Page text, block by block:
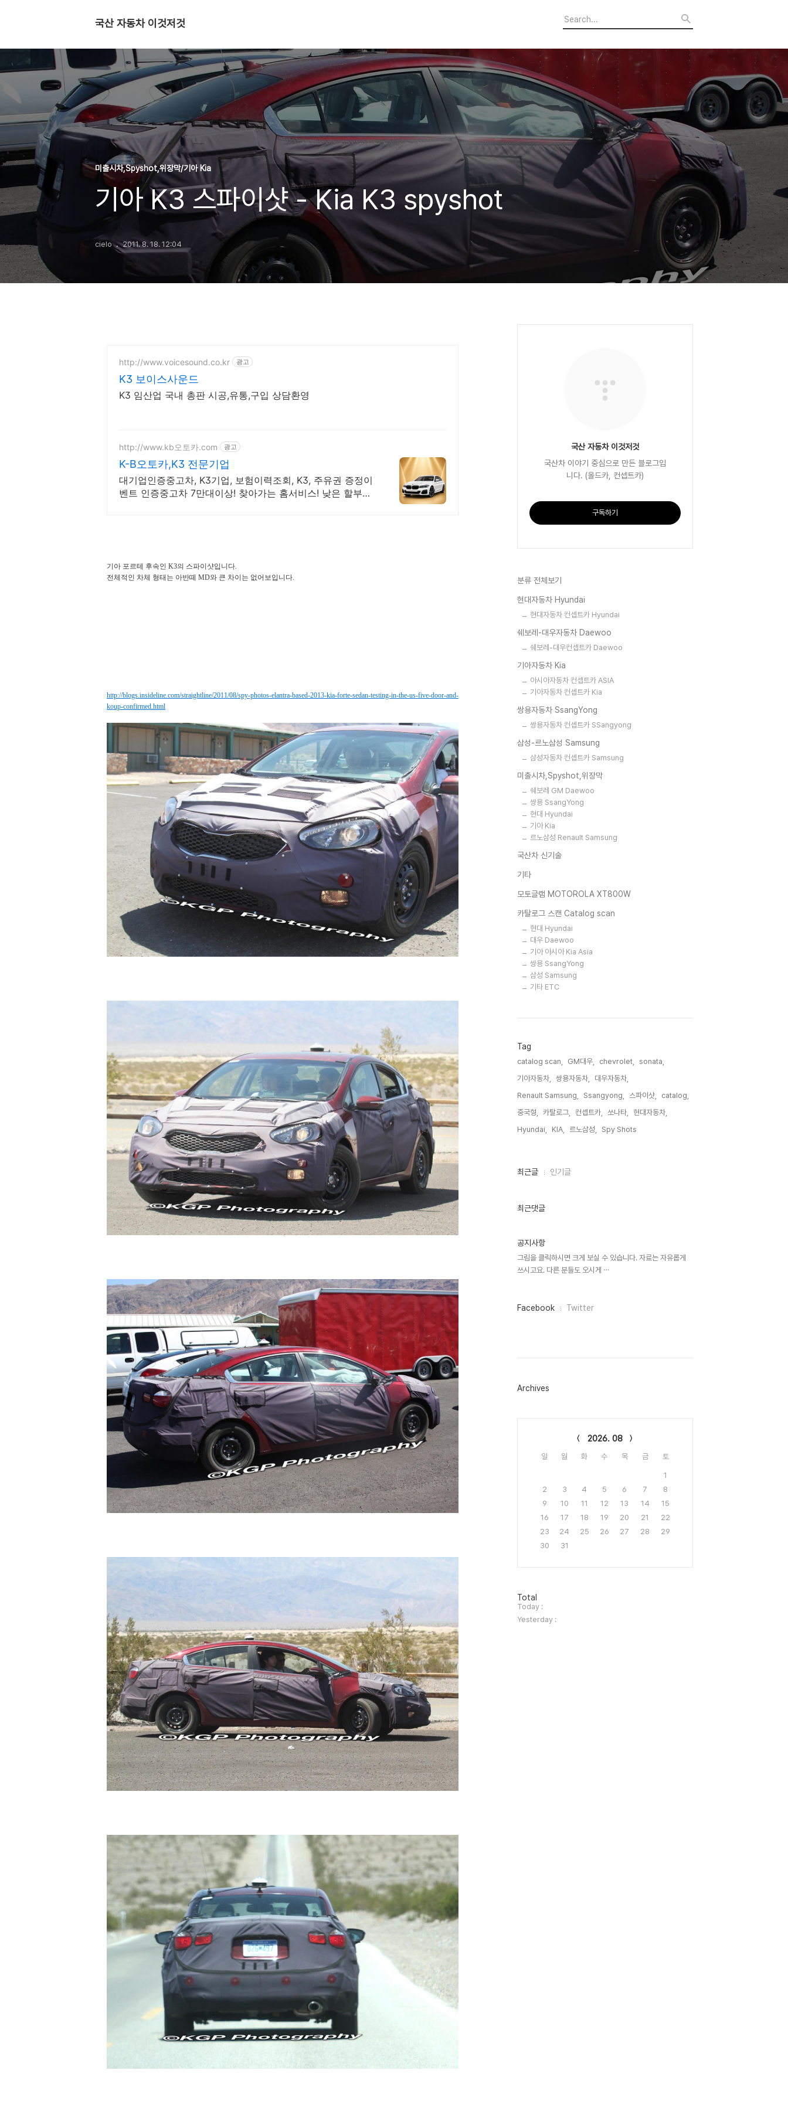
국산 자동차 이것저것
미출시차,Spyshot,위장막/기아 Kia
기아 K3 스파이샷 - Kia K3 spyshot
cielo 2011. 8. 18. 12:04
http://www.voicesound.co.kr 광고
K3 보이스사운드
K3 임산업 국내 총판 시공,유통,구입 상담환영
http://www.kb오토카.com 광고
K-B오토카,K3 전문기업
대기업인증중고차, K3기업, 보험이력조회, K3, 주유권 증정이
벤트 인증중고차 7만대이상! 찾아가는 홈서비스! 낮은 할부이
기아 포르테 후속인 K3의 스파이샷입니다.
전체적인 차체 형태는 아반떼 MD와 큰 차이는 없어보입니다.
http://blogs.insideline.com/straightline/2011/08/spy-photos-elantra-based-2013-kia-forte-sedan-testing-in-the-us-five-door-and-
koup-confirmed.html
국산 자동차 이것저것
국산차 이야기 중심으로 만든 블로그입
니다. (올드카, 컨셉트카)
구독하기
분류 전체보기
현대자동차 Hyundai
현대자동차 컨셉트카 Hyundai
쉐보레-대우자동차 Daewoo
쉐보레-대우컨셉트카 Daewoo
기아자동차 Kia
아시아자동차 컨셉트카 ASIA
기아자동차 컨셉트카 Kia
쌍용자동차 SsangYong
쌍용자동차 컨셉트카 SSangyong
삼성-르노삼성 Samsung
삼성자동차 컨셉트카 Samsung
미출시차,Spyshot,위장막
쉐보레 GM Daewoo
쌍용 SsangYong
현대 Hyundai
기아 Kia
르노삼성 Renault Samsung
국산차 신기술
기타
모토글램 MOTOROLA XT800W
카탈로그 스캔 Catalog scan
현대 Hyundai
대우 Daewoo
기아 아시아 Kia Asia
쌍용 SsangYong
삼성 Samsung
기타 ETC
Tag
catalog scan, GM대우, chevrolet,
sonata,
기아자동차,
쌍용자동차,
대우자동차,
Renault Samsung,
Ssangyong, 스파이샷,
catalog,
중국형,
카탈로그, 컨셉트카, 쏘나타,
현대자동차,
Hyundai,
KIA, 르노삼성, Spy Shots,
최
인
최근글 인기글
최근댓글
공지사항
그림을 클릭하시면 크게 보실 수 있습니다. 자료는 자유롭게
쓰시고요. 다른 분들도 오시게 ⋯
페
그
Facebook Twitter
Archives
2026. 08
일 월 화 수 목 금 토
1
2
3 4 5 6 7
8
9
10 11 12 13 14
15
16
17 18 19 20 21
22
23
24 25 26 27 28
29
30
31
방
문
자
수
Total
Today :
Yesterday :